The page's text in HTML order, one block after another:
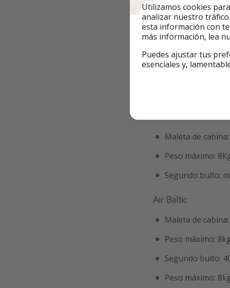
Segundo bulto:
Peso máximo:
Air New Zealand
Maleta de
Maleta de
Peso máximo:
Segundo bulto:
Air Baltic
Maleta de
Peso máximo:
Segundo bulto:
Peso máximo:
Utilizamos cookies
analizar nuestro
esta información con
más información, lea
Puedes ajustar tus
esenciales y,